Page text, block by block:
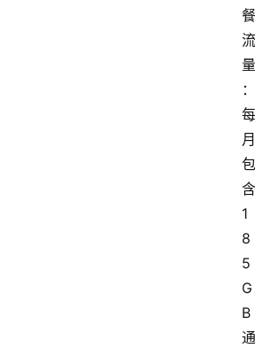
餐
流
量
：
每
月
包
含
1
8
5
G
B
通